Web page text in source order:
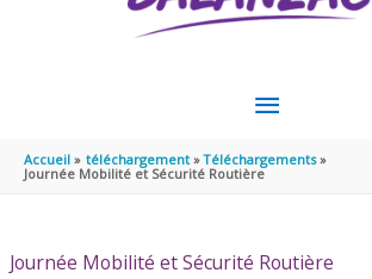
MENU
PRINCIPAL
Accueil téléchargement
Téléchargements
Journée Mobilité et Sécurité Routière
Journée Mobilité et Sécurité Routière